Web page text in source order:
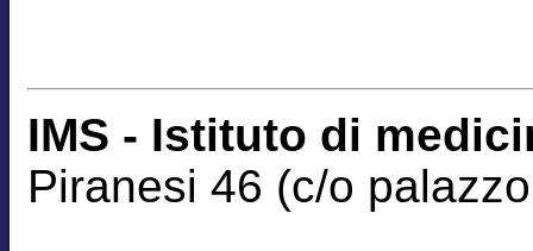
IMS - Istituto di
Piranesi 46 (c/o